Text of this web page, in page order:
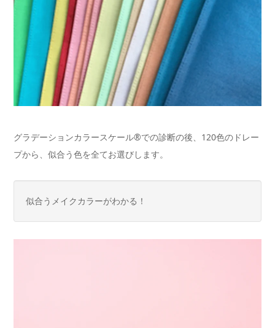
グラデーションカラースケール®️での診断の後、120色のドレー
プから、似合う色を全てお選びします。
似合うメイクカラーがわかる！